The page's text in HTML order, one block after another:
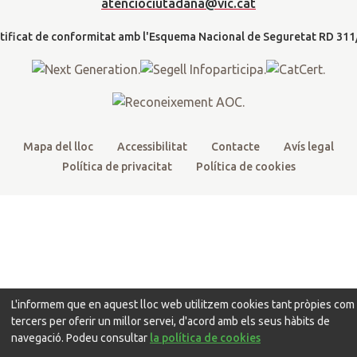
o
k
a
m
atenciociutadana@vic.cat
Mapa del lloc Accessibilitat Contacte
Avís legal
Política de privacitat
Política de cookies
t
L'informem que en aquest lloc web utilitzem cookies tant pròpies com
tercers per oferir un millor servei, d'acord amb els seus hàbits de
navegació. Podeu consultar la política de cookies